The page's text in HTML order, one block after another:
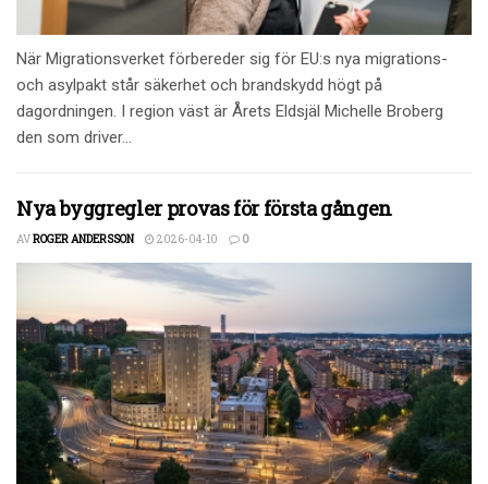
När Migrationsverket förbereder sig för EU:s nya migrations-
och asylpakt står säkerhet och brandskydd högt på
dagordningen. I region väst är Årets Eldsjäl Michelle Broberg
den som driver...
Nya byggregler provas för första gången
AVROGER ANDERSSON 2026-04-10 0